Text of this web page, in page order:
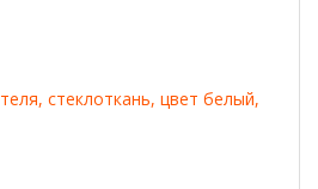
стеклоткань, цвет белый,